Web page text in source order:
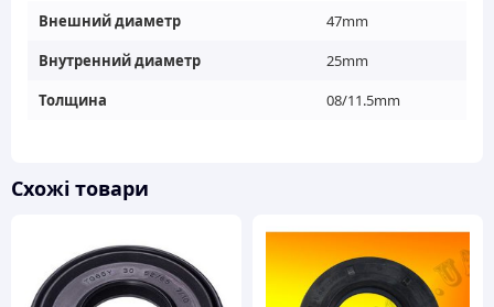
Внешний диаметр
47mm
Внутренний диаметр
25mm
Толщина
08/11.5mm
Схожі товари